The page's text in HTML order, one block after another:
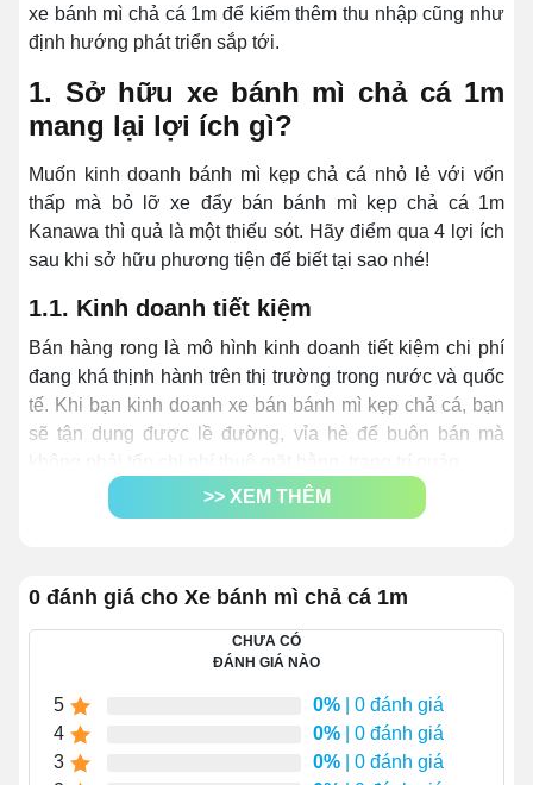
xe bánh mì chả cá 1m để kiếm thêm thu nhập cũng như
định hướng phát triển sắp tới.
1. Sở hữu xe bánh mì chả cá 1m
mang lại lợi ích gì?
Muốn kinh doanh bánh mì kẹp chả cá nhỏ lẻ với vốn
thấp mà bỏ lỡ xe đẩy bán bánh mì kẹp chả cá 1m
Kanawa thì quả là một thiếu sót. Hãy điểm qua 4 lợi ích
sau khi sở hữu phương tiện để biết tại sao nhé!
1.1. Kinh doanh tiết kiệm
Bán hàng rong là mô hình kinh doanh tiết kiệm chi phí
đang khá thịnh hành trên thị trường trong nước và quốc
tế. Khi bạn kinh doanh xe bán bánh mì kẹp chả cá, bạn
sẽ tận dụng được lề đường, vỉa hè để buôn bán mà
>> XEM THÊM
0 đánh giá cho Xe bánh mì chả cá 1m
CHƯA CÓ
ĐÁNH GIÁ NÀO
5 0% | 0 đánh giá
4
0% | 0 đánh giá
3
0% | 0 đánh giá